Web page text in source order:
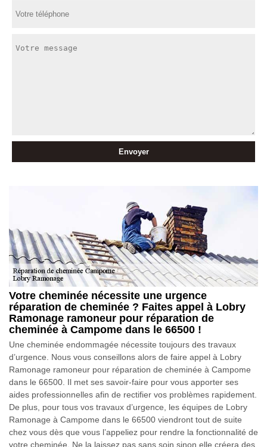
Votre cheminée nécessite une urgence
réparation de cheminée ? Faites appel à Lobry
Ramonage ramoneur pour réparation de
cheminée à Campome dans le 66500 !
Une cheminée endommagée nécessite toujours des travaux
d’urgence. Nous vous conseillons alors de faire appel à Lobry
Ramonage ramoneur pour réparation de cheminée à Campome
dans le 66500. Il met ses savoir-faire pour vous apporter ses
aides professionnelles afin de rectifier vos problèmes rapidement.
De plus, pour tous vos travaux d’urgence, les équipes de Lobry
Ramonage à Campome dans le 66500 viendront tout de suite
chez vous dès que vous l’appeliez pour rendre la fonctionnalité de
votre cheminée. Ne la laissez pas sans soin sinon elle créera des